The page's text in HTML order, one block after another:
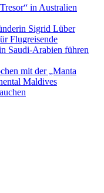
in Australien
Sigrid Lüber
Flugreisende
Saudi-Arabien führen
mit der „Manta
Maldives